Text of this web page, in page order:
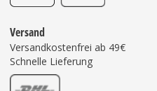
Versand
Versandkostenfrei ab 49€
Schnelle Lieferung